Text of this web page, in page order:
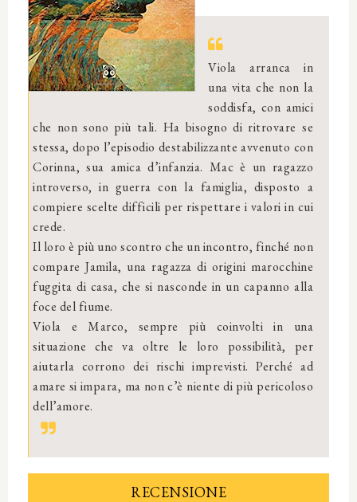
Viola arranca in
una vita che non la
soddisfa, con amici
che non sono più tali. Ha bisogno di ritrovare se
stessa, dopo l’episodio destabilizzante avvenuto con
Corinna, sua amica d’infanzia. Mac è un ragazzo
introverso, in guerra con la famiglia, disposto a
compiere scelte difficili per rispettare i valori in cui
crede.
Il loro è più uno scontro che un incontro, finché non
compare Jamila, una ragazza di origini marocchine
fuggita di casa, che si nasconde in un capanno alla
foce del fiume.
Viola e Marco, sempre più coinvolti in una
situazione che va oltre le loro possibilità, per
aiutarla corrono dei rischi imprevisti. Perché ad
amare si impara, ma non c’è niente di più pericoloso
dell’amore.
RECENSIONE